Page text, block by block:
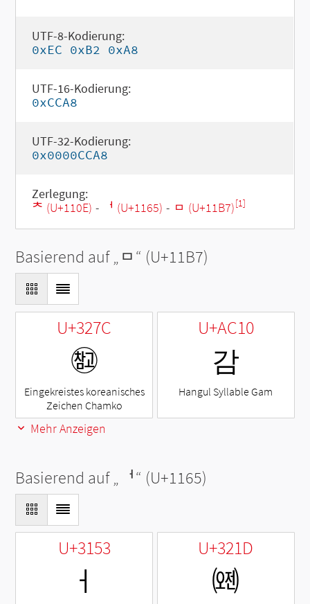
UTF-8-Kodierung:
0xEC 0xB2 0xA8
UTF-16-Kodierung:
0xCCA8
UTF-32-Kodierung:
0x0000CCA8
Zerlegung:
ᄎ (U+110E) - ᅥ (U+1165) - ᆷ (U+11B7)[1]
Basierend auf „ᆷ“ (U+11B7)
U+327C
㉼
Eingekreistes koreanisches
Zeichen Chamko
U+AC10
감
Hangul Syllable Gam
Mehr Anzeigen
Basierend auf „ ᅥ“ (U+1165)
U+3153
ㅓ
U+321D
㈝